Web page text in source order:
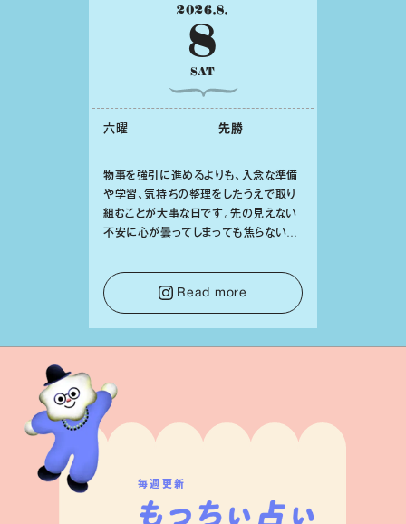
2026.8.
8
SAT
六曜 先勝
物事を強引に進めるよりも、⼊念な準備
や学習、気持ちの整理をしたうえで取り
組むことが⼤事な⽇です。先の⾒えない
不安に⼼が曇ってしまっても焦らない
⾝や疲れていそうな⼈をいたわることに
時間を使いましょう。ここでしっかりとエ
ネルギーを蓄え、困難を乗り越える⼒に
変えましょう。
Read more
毎週更新